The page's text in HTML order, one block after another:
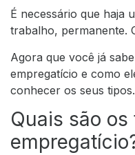
É necessário que haja
trabalho, permanente.
Agora que você já
empregatício e como
conhecer os seus
Quais são